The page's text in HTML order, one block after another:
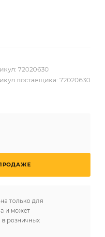
72020630
поставщика: 72020630
только для
и может
в розничных